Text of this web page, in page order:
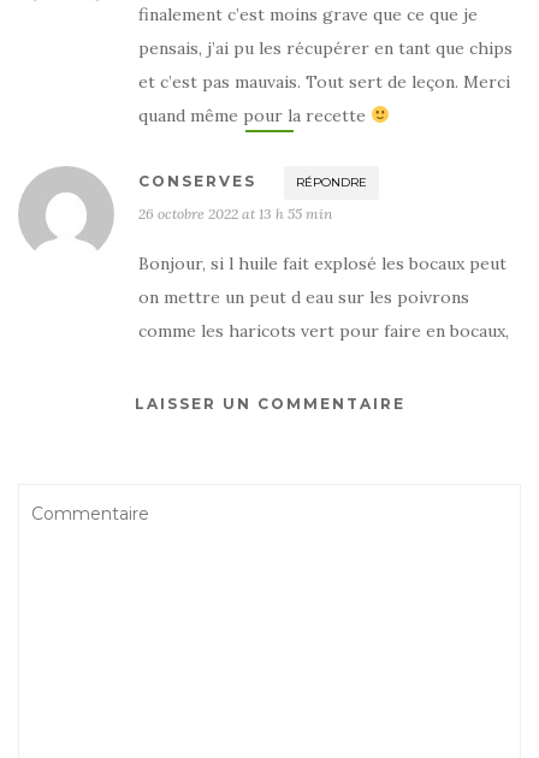
finalement c’est moins grave que ce que je
pensais, j’ai pu les récupérer en tant que chips
et c’est pas mauvais. Tout sert de leçon. Merci
quand même pour la recette
CONSERVES RÉPONDRE
26 octobre 2022 at 13 h 55 min
Bonjour, si l huile fait explosé les bocaux peut
on mettre un peut d eau sur les poivrons
comme les haricots vert pour faire en bocaux,
LAISSER UN COMMENTAIRE